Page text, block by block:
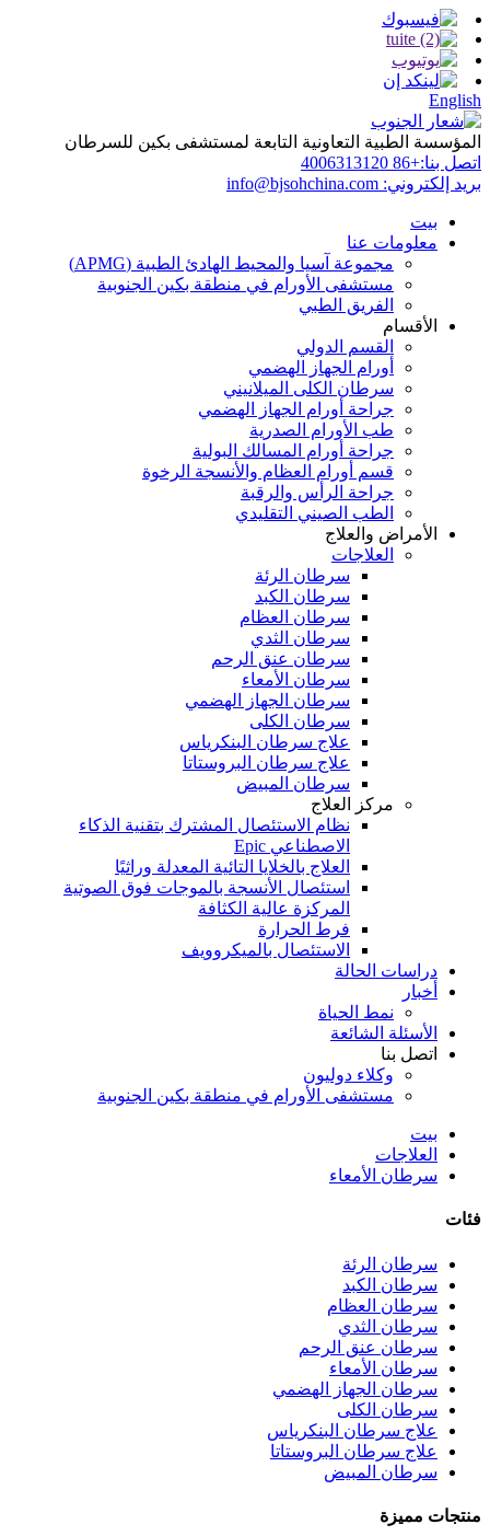
English
المؤسسة الطبية التعاونية التابعة لمستشفى بكين للسرطان
اتصل بنا:+86 4006313120
بريد إلكتروني:
بيت
معلومات عنا
مجموعة آسيا والمحيط الهادئ الطبية (APMG)
مستشفى الأورام في منطقة بكين الجنوبية
الفريق الطبي
الأقسام
القسم الدولي
أورام الجهاز الهضمي
سرطان الكلى الميلانيني
جراحة أورام الجهاز الهضمي
طب الأورام الصدرية
جراحة أورام المسالك البولية
قسم أورام العظام والأنسجة الرخوة
جراحة الرأس والرقبة
الطب الصيني التقليدي
الأمراض والعلاج
العلاجات
سرطان الرئة
سرطان الكبد
سرطان العظام
سرطان الثدي
سرطان عنق الرحم
سرطان الأمعاء
سرطان الجهاز الهضمي
سرطان الكلى
علاج سرطان البنكرياس
علاج سرطان البروستاتا
سرطان المبيض
مركز العلاج
نظام الاستئصال المشترك بتقنية الذكاء
الاصطناعي Epic
العلاج بالخلايا التائية المعدلة وراثيًا
استئصال الأنسجة بالموجات فوق الصوتية
المركزة عالية الكثافة
فرط الحرارة
الاستئصال بالميكروويف
دراسات الحالة
أخبار
نمط الحياة
الأسئلة الشائعة
اتصل بنا
وكلاء دوليون
مستشفى الأورام في منطقة بكين الجنوبية
بيت
العلاجات
سرطان الأمعاء
فئات
سرطان الرئة
سرطان الكبد
سرطان العظام
سرطان الثدي
سرطان عنق الرحم
سرطان الأمعاء
سرطان الجهاز الهضمي
سرطان الكلى
علاج سرطان البنكرياس
علاج سرطان البروستاتا
سرطان المبيض
منتجات مميزة